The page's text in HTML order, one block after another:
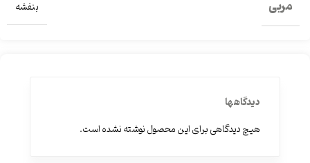
مربی بنفشه
دیدگاهها
هیچ دیدگاهی برای این محصول نوشته نشده است.